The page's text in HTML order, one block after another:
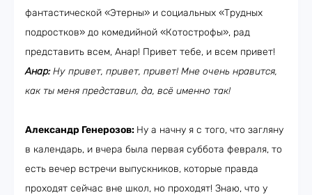
фантастической «Этерны» и социальных «Трудных
подростков» до комедийной «Котострофы», рад
представить всем, Анар! Привет тебе, и всем привет!
Анар:Ну привет, привет, привет! Мне очень нравится,
как ты меня представил, да, всё именно так!
Александр Генерозов: Ну а начну я с того, что загляну
в календарь, и вчера была первая суббота февраля, то
есть вечер встречи выпускников, которые правда
проходят сейчас вне школ, но проходят! Знаю, что у